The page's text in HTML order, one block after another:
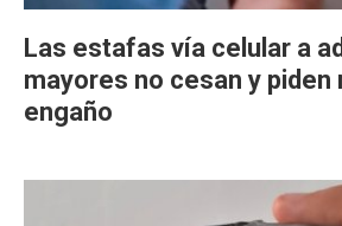
Las estafas vía celular a
mayores no cesan y piden
engaño